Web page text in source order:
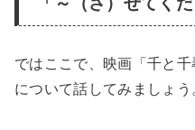
ではここで、映画「千と
について話してみましょう